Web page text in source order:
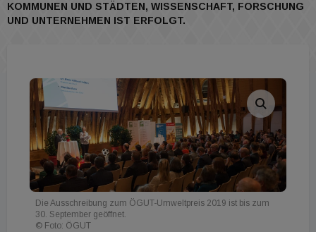
KOMMUNEN UND STÄDTEN, WISSENSCHAFT, FORSCHUNG
UND UNTERNEHMEN IST ERFOLGT.
Die Ausschreibung zum ÖGUT-Umweltpreis 2019 ist bis zum
30. September geöffnet.
© Foto: ÖGUT